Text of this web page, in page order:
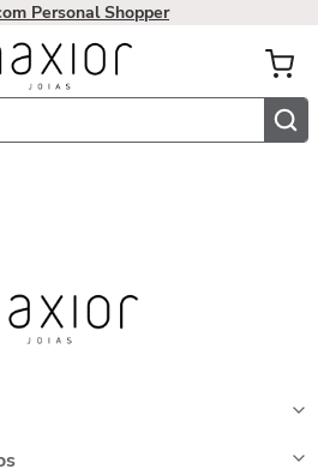
Personal Shopper